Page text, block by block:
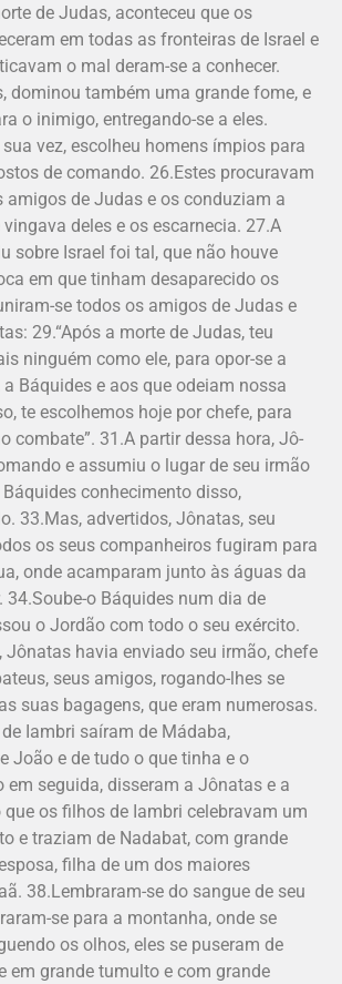
de Judas, aconteceu que os
em todas as fronteiras de Israel e
o mal deram-se a conhecer.
dominou também uma grande fome, e
o inimigo, entregando-se a eles.
vez, escolheu homens ímpios para
de comando. 26.Estes procuravam
amigos de Judas e os conduziam a
vingava deles e os escarnecia. 27.A
sobre Israel foi tal, que não houve
em que tinham desaparecido os
se todos os amigos de Judas e
29.“Após a morte de Judas, teu
ninguém como ele, para opor-se a
Báquides e aos que odeiam nossa
te escolhemos hoje por chefe, para
combate”. 31.A partir dessa hora, Jô­
e assumiu o lugar de seu irmão
conhecimento disso,
33.Mas, advertidos, Jônatas, seu
os seus companheiros fugiram para
onde acamparam junto às águas da
34.Soube-o Báquides num dia de
o Jordão com todo o seu exército.
Jônatas havia enviado seu irmão, chefe
seus amigos, rogando-lhes se
suas bagagens, que eram numerosas.
Iambri saíram de Mádaba,
João e de tudo o que tinha e o
em seguida, disseram a Jônatas e a
os filhos de Iambri celebravam um
e traziam de Nadabat, com grande
filha de um dos maiores
38.Lembraram-se do sangue de seu
se para a montanha, onde se
os olhos, eles se puseram de
em grande tumulto e com grande